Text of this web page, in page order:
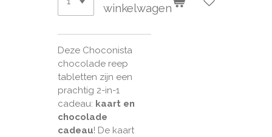
winkelwagen
Deze Choconista
chocolade reep
tabletten zijn een
prachtig 2-in-1
cadeau: kaart en
chocolade
cadeau! De kaart